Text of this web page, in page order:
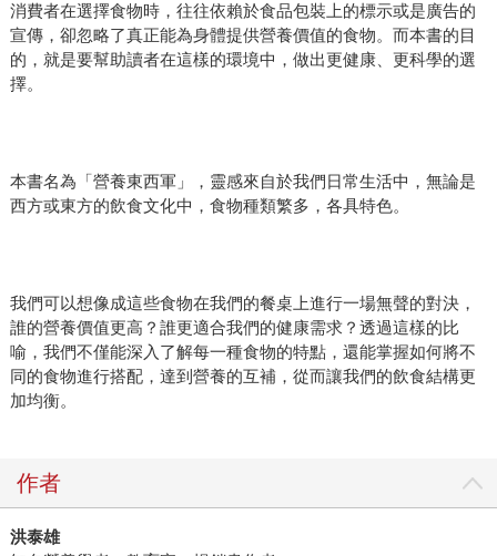
消費者在選擇食物時，往往依賴於食品包裝上的標示或是廣告的
宣傳，卻忽略了真正能為身體提供營養價值的食物。而本書的目
的，就是要幫助讀者在這樣的環境中，做出更健康、更科學的選
擇。
本書名為「營養東西軍」，靈感來自於我們日常生活中，無論是
西方或東方的飲食文化中，食物種類繁多，各具特色。
我們可以想像成這些食物在我們的餐桌上進行一場無聲的對決，
誰的營養價值更高？誰更適合我們的健康需求？透過這樣的比
喻，我們不僅能深入了解每一種食物的特點，還能掌握如何將不
同的食物進行搭配，達到營養的互補，從而讓我們的飲食結構更
加均衡。
作者
洪泰雄